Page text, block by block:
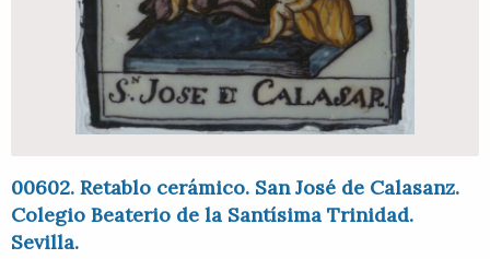
00602. Retablo cerámico. San José de Calasanz.
Colegio Beaterio de la Santísima Trinidad.
Sevilla.